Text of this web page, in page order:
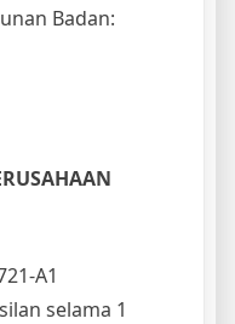
Badan:
A1
selama 1